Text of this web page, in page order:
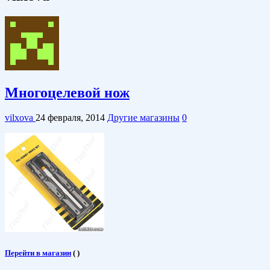
Многоцелевой нож
vilxova 24 февраля, 2014 Другие магазины 0
Перейти в магазин ( )